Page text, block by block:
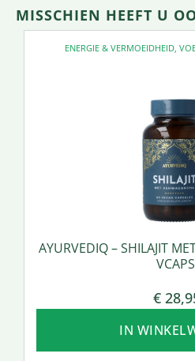
MISSCHIEN HEEFT U
ENERGIE & VERMOEIDHEID,
AYURVEDIQ – SHILAJIT
€
IN